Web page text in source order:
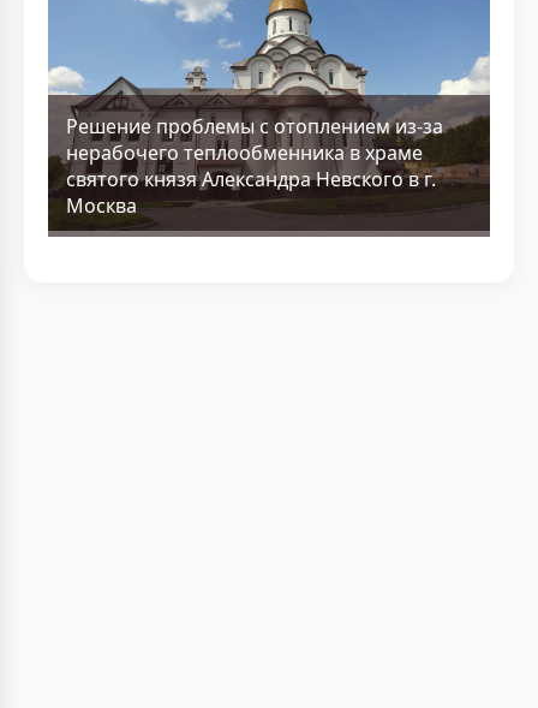
Решение проблемы с отоплением из-за
нерабочего теплообменника в храме
святого князя Александра Невского в г.
Москва